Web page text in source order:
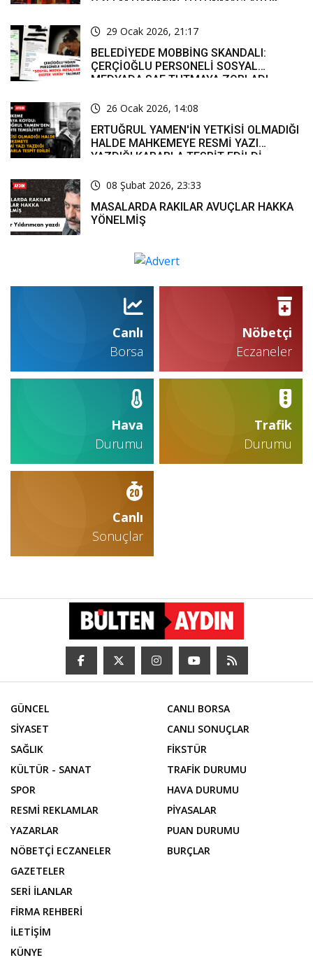
29 Ocak 2026, 21:17
BELEDİYEDE MOBBİNG SKANDALI:
ÇERÇİOĞLU PERSONELİ SOSYAL
MEDYADA SAF TUTMAYA ZORLADI
26 Ocak 2026, 14:08
ERTUĞRUL YAMEN'İN YETKİSİ OLMADIĞI
HALDE MAHKEMEYE RESMİ YAZI
YAZDIĞI KARARLA TESPİT EDİLDİ
08 Şubat 2026, 23:33
MASALARDA RAKILAR AVUÇLAR HAKKA
YÖNELMİŞ
Canlı
Borsa
Nöbetçi
Eczaneler
Hava
Durumu
Trafik
Durumu
Canlı
Sonuçlar
GÜNCEL
SİYASET
SAĞLIK
KÜLTÜR - SANAT
SPOR
RESMİ REKLAMLAR
YAZARLAR
NÖBETÇİ ECZANELER
CANLI BORSA
CANLI SONUÇLAR
FİKSTÜR
TRAFİK DURUMU
HAVA DURUMU
PİYASALAR
PUAN DURUMU
BURÇLAR
GAZETELER
SERİ İLANLAR
FİRMA REHBERİ
İLETİŞİM
KÜNYE